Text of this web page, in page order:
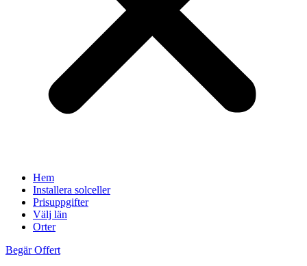
Hem
Installera solceller
Prisuppgifter
Välj län
Orter
Begär Offert